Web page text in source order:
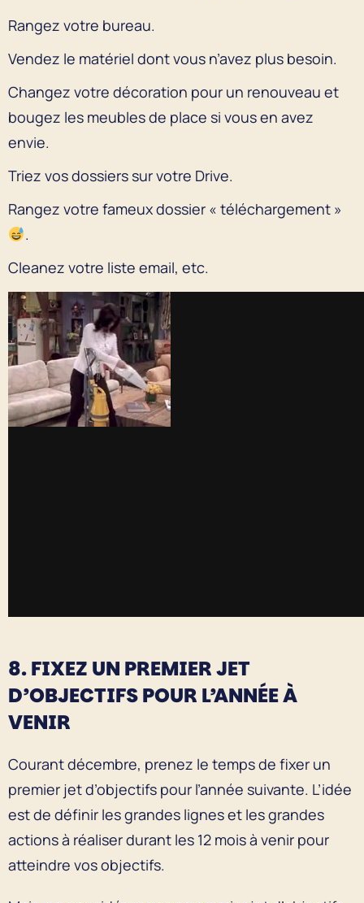
Rangez votre bureau.
Vendez le matériel dont vous n’avez plus besoin.
Changez votre décoration pour un renouveau et
bougez les meubles de place si vous en avez
envie.
Triez vos dossiers sur votre Drive.
Rangez votre fameux dossier « téléchargement »
.
Cleanez votre liste email, etc.
8. FIXEZ UN PREMIER JET
D’OBJECTIFS POUR L’ANNÉE À
VENIR
Courant décembre, prenez le temps de fixer un
premier jet d’objectifs pour l’année suivante. L’idée
est de définir les grandes lignes et les grandes
actions à réaliser durant les 12 mois à venir pour
atteindre vos objectifs.